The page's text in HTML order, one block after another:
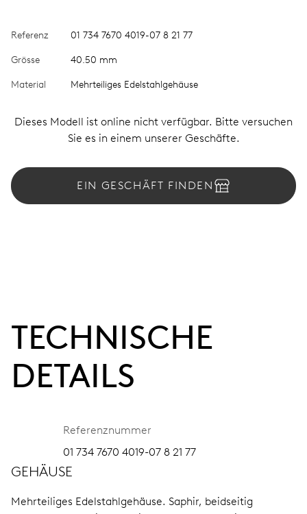
Referenz 01 734 7670 4019-07 8 21 77
Grösse 40.50 mm
Material Mehrteiliges Edelstahlgehäuse
Dieses Modell ist online nicht verfügbar. Bitte versuchen
Sie es in einem unserer Geschäfte.
EIN GESCHÄFT FINDEN
TECHNISCHE
DETAILS
Referenznummer
01 734 7670 4019-07 8 21 77
GEHÄUSE
Mehrteiliges Edelstahlgehäuse. Saphir, beidseitig